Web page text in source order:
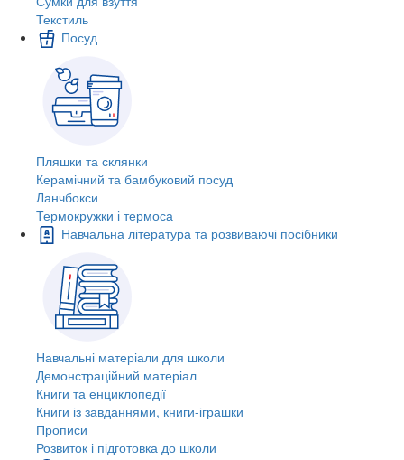
Текстиль
Посуд
Пляшки та склянки
Керамічний та бамбуковий посуд
Ланчбокси
Термокружки і термоса
Навчальна література та розвиваючі посібники
Навчальні матеріали для школи
Демонстраційний матеріал
Книги та енциклопедії
Книги із завданнями, книги-іграшки
Прописи
Розвиток і підготовка до школи